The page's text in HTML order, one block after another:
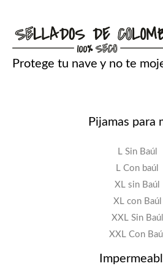
Protege tu nave y no te
Pijamas para
L Sin Baúl
L Con baúl
XL sin Baúl
XL con Baúl
XXL Sin Baúl
XXL Con Baúl